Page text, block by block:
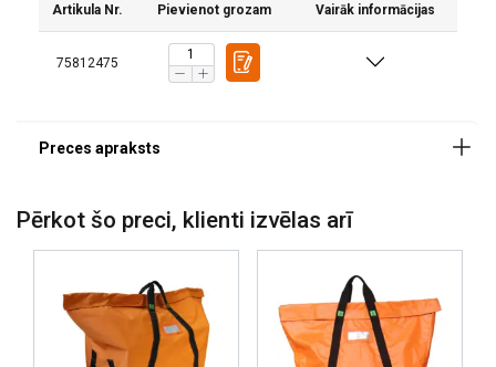
Artikula Nr. Pievienot grozam Vairāk informācijas
75812475
Pērkot šo preci, klienti izvēlas arī